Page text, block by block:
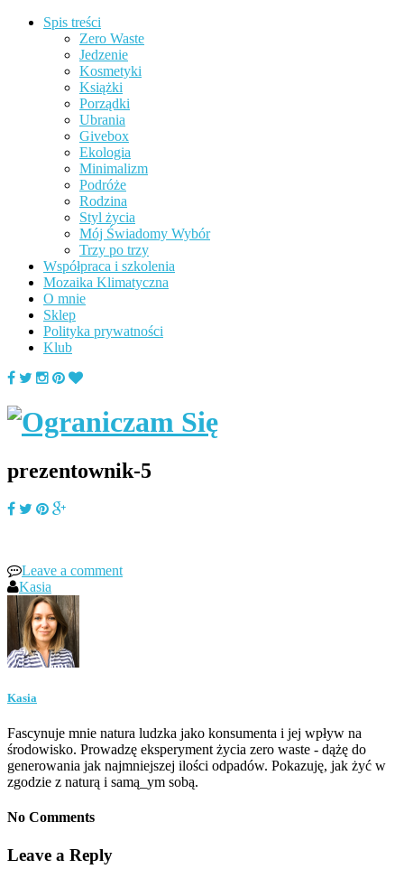
Spis treści
Zero Waste
Jedzenie
Kosmetyki
Książki
Porządki
Ubrania
Givebox
Ekologia
Minimalizm
Podróże
Rodzina
Styl życia
Mój Świadomy Wybór
Trzy po trzy
Współpraca i szkolenia
Mozaika Klimatyczna
O mnie
Sklep
Polityka prywatności
Klub
prezentownik-5
Leave a comment
Kasia
Kasia
Fascynuje mnie natura ludzka jako konsumenta i jej wpływ na
środowisko. Prowadzę eksperyment życia zero waste - dążę do
generowania jak najmniejszej ilości odpadów. Pokazuję, jak żyć w
zgodzie z naturą i samą_ym sobą.
No Comments
Leave a Reply